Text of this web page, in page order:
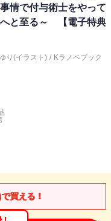
情で付与術士をやって
と至る～ 【電子特典
り(イラスト) / Kラノベブック
買える！